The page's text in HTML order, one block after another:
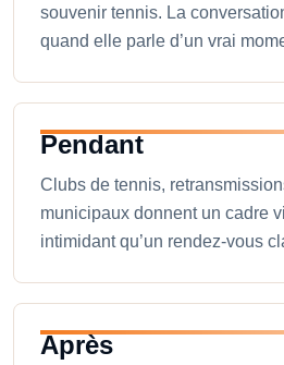
souvenir tennis. La
quand elle parle d’un vrai
Pendant
Clubs de tennis,
municipaux donnent un cadre
intimidant qu’un rendez-vous
Après